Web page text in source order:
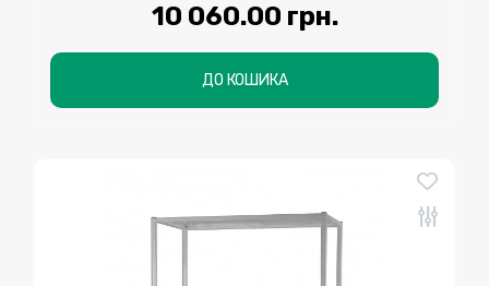
10 060.00 грн.
ДО КОШИКА